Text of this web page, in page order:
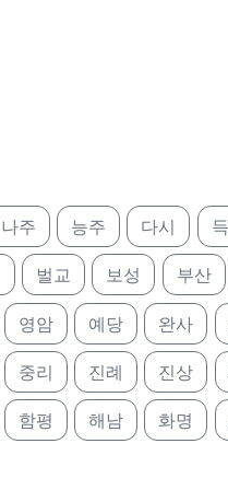
나주 능주 다시
벌교 보성 부산
영암 예당 완사
중리 진례 진상
함평 해남 화명